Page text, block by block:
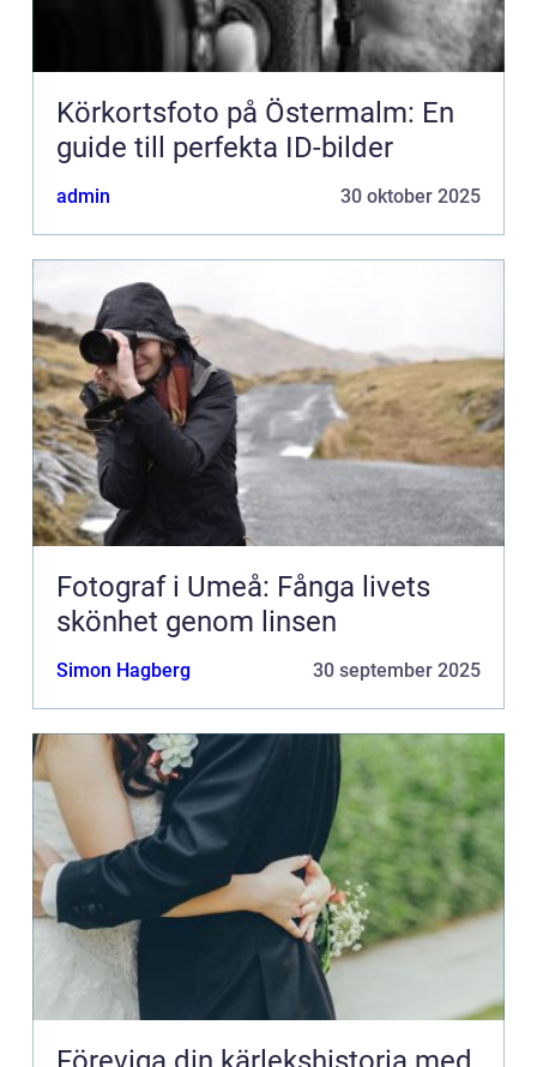
Körkortsfoto på Östermalm: En
guide till perfekta ID-bilder
admin 30 oktober 2025
Fotograf i Umeå: Fånga livets
skönhet genom linsen
Simon Hagberg 30 september 2025